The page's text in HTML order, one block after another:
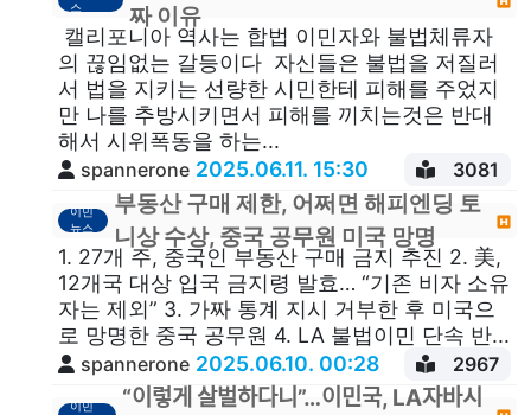
스
짜 이유
캘리포니아 역사는 합법 이민자와 불법체류자
의 끊임없는 갈등이다 자신들은 불법을 저질러
서 법을 지키는 선량한 시민한테 피해를 주었지
만 나를 추방시키면서 피해를 끼치는것은 반대
해서 시위폭동을 하는...
spannerone 2025.06.11. 15:30 3081
이민
뉴스
부동산 구매 제한, 어쩌면 해피엔딩 토
니상 수상, 중국 공무원 미국 망명
1. 27개 주, 중국인 부동산 구매 금지 추진 2. 美,
12개국 대상 입국 금지령 발효… “기존 비자 소유
자는 제외” 3. 가짜 통계 지시 거부한 후 미국으
로 망명한 중국 공무원 4. LA 불법이민 단속 반...
spannerone 2025.06.10. 00:28 2967
이민
“이렇게 살벌하다니”…이민국, LA자바시